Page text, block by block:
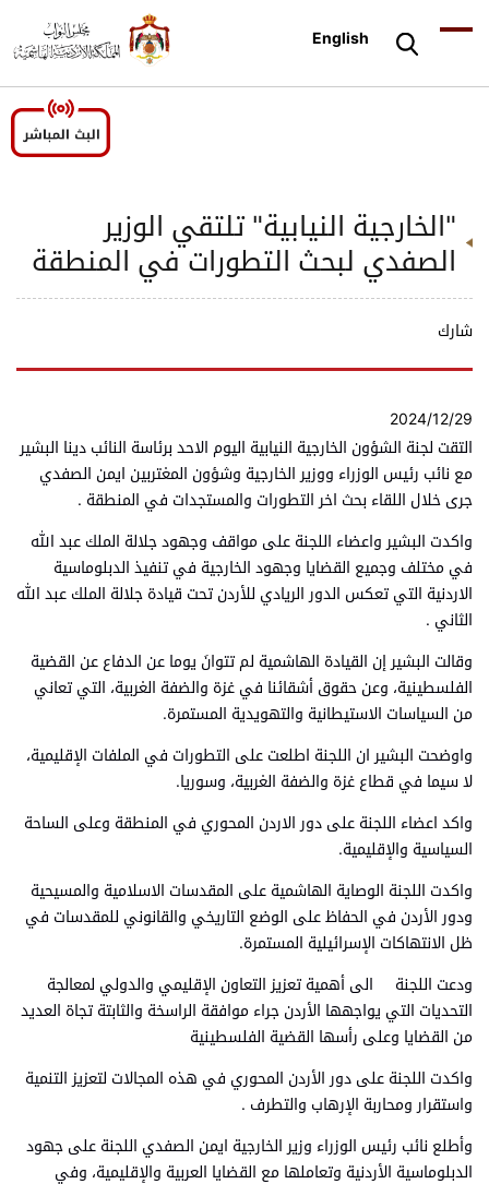
English
"الخارجية النيابية" تلتقي الوزير
الصفدي لبحث التطورات في المنطقة
شارك
2024/12/29
التقت لجنة الشؤون الخارجية النيابية اليوم الاحد برئاسة النائب دينا البشير
مع نائب رئيس الوزراء ووزير الخارجية وشؤون المغتربين ايمن الصفدي
جرى خلال اللقاء بحث اخر التطورات والمستجدات في المنطقة .
واكدت البشير واعضاء اللجنة على مواقف وجهود جلالة الملك عبد الله
في مختلف وجميع القضايا وجهود الخارجية في تنفيذ الدبلوماسية
الاردنية التي تعكس الدور الريادي للأردن تحت قيادة جلالة الملك عبد الله
الثاني .
وقالت البشير إن القيادة الهاشمية لم تتوانَ يوما عن الدفاع عن القضية
الفلسطينية، وعن حقوق أشقائنا في غزة والضفة الغربية، التي تعاني
من السياسات الاستيطانية والتهويدية المستمرة.
واوضحت البشير ان اللجنة اطلعت على التطورات في الملفات الإقليمية،
لا سيما في قطاع غزة والضفة الغربية، وسوريا.
واكد اعضاء اللجنة على دور الاردن المحوري في المنطقة وعلى الساحة
السياسية والإقليمية.
واكدت اللجنة الوصاية الهاشمية على المقدسات الاسلامية والمسيحية
ودور الأردن في الحفاظ على الوضع التاريخي والقانوني للمقدسات في
ظل الانتهاكات الإسرائيلية المستمرة.
ودعت اللجنة الى أهمية تعزيز التعاون الإقليمي والدولي لمعالجة
التحديات التي يواجهها الأردن جراء موافقة الراسخة والثابتة تجاة العديد
من القضايا وعلى رأسها القضية الفلسطينية
واكدت اللجنة على دور الأردن المحوري في هذه المجالات لتعزيز التنمية
واستقرار ومحاربة الإرهاب والتطرف .
وأطلع نائب رئيس الوزراء وزير الخارجية ايمن الصفدي اللجنة على جهود
الدبلوماسية الأردنية وتعاملها مع القضايا العربية والإقليمية، وفي